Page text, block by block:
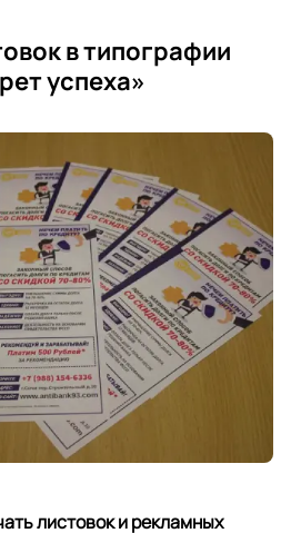
в типографии
успеха»
листовок и рекламных